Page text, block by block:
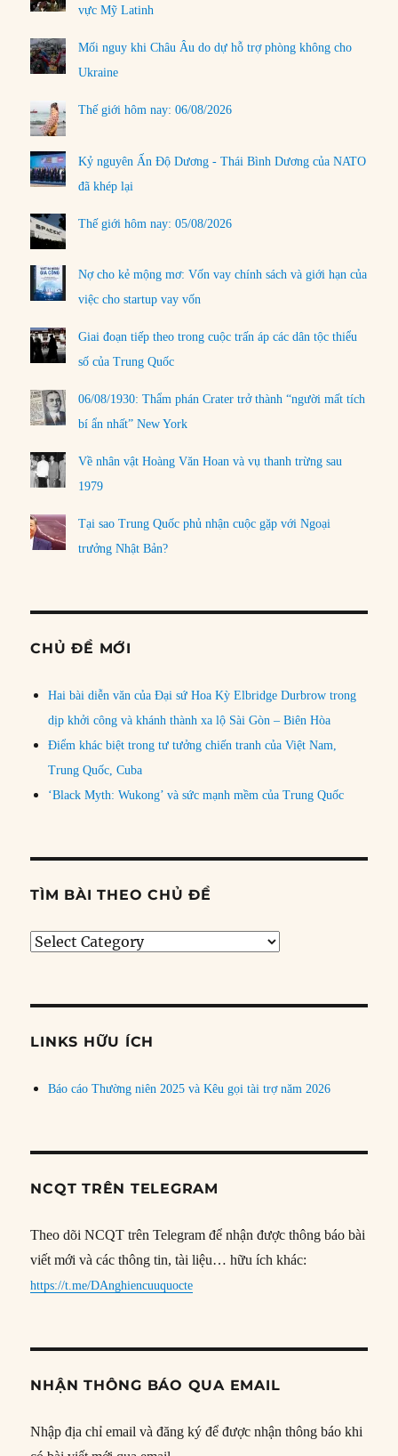
vực Mỹ Latinh
Mối nguy khi Châu Âu do dự hỗ trợ phòng không cho
Ukraine
Thế giới hôm nay: 06/08/2026
Kỷ nguyên Ấn Độ Dương - Thái Bình Dương của NATO
đã khép lại
Thế giới hôm nay: 05/08/2026
Nợ cho kẻ mộng mơ: Vốn vay chính sách và giới hạn của
việc cho startup vay vốn
Giai đoạn tiếp theo trong cuộc trấn áp các dân tộc thiểu
số của Trung Quốc
06/08/1930: Thẩm phán Crater trở thành “người mất tích
bí ẩn nhất” New York
Về nhân vật Hoàng Văn Hoan và vụ thanh trừng sau
1979
Tại sao Trung Quốc phủ nhận cuộc gặp với Ngoại
trưởng Nhật Bản?
CHỦ ĐỀ MỚI
Hai bài diễn văn của Đại sứ Hoa Kỳ Elbridge Durbrow trong
dịp khởi công và khánh thành xa lộ Sài Gòn – Biên Hòa
Điểm khác biệt trong tư tưởng chiến tranh của Việt Nam,
Trung Quốc, Cuba
‘Black Myth: Wukong’ và sức mạnh mềm của Trung Quốc
TÌM BÀI THEO CHỦ ĐỀ
Tìm
đề
LINKS HỮU ÍCH
Báo cáo Thường niên 2025 và Kêu gọi tài trợ năm 2026
NCQT TRÊN TELEGRAM
Theo dõi NCQT trên Telegram để nhận được thông báo bài
viết mới và các thông tin, tài liệu… hữu ích khác:
https://t.me/DAnghiencuuquocte
NHẬN THÔNG BÁO QUA EMAIL
Nhập địa chỉ email và đăng ký để được nhận thông báo khi